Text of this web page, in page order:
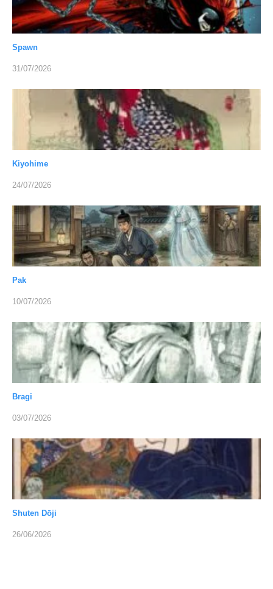
Spawn
31/07/2026
Kiyohime
24/07/2026
Pak
10/07/2026
Bragi
03/07/2026
Shuten Dōji
26/06/2026